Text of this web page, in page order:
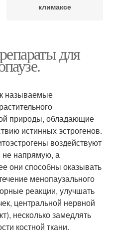
климаксе
для
называемые
природы, обладающие
истинных эстрогенов.
воздействуют
не напрямую, а
они способны оказывать
менопаузального
реакции, улучшать
центральной нервной
несколько замедлять
костной ткани.